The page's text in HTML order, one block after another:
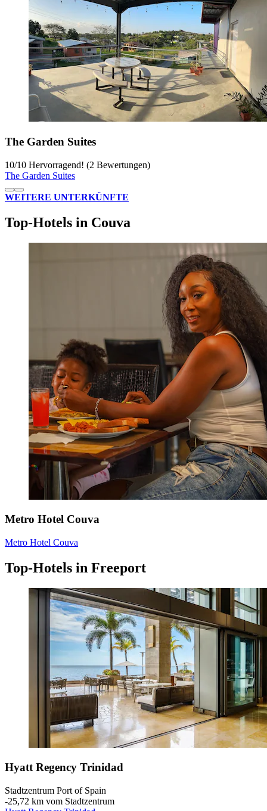
The Garden Suites
10/10 Hervorragend! (2 Bewertungen)
The Garden Suites
WEITERE UNTERKÜNFTE
Top-Hotels in Couva
Metro Hotel Couva
Metro Hotel Couva
Top-Hotels in Freeport
Hyatt Regency Trinidad
Stadtzentrum Port of Spain
‐25,72 km vom Stadtzentrum